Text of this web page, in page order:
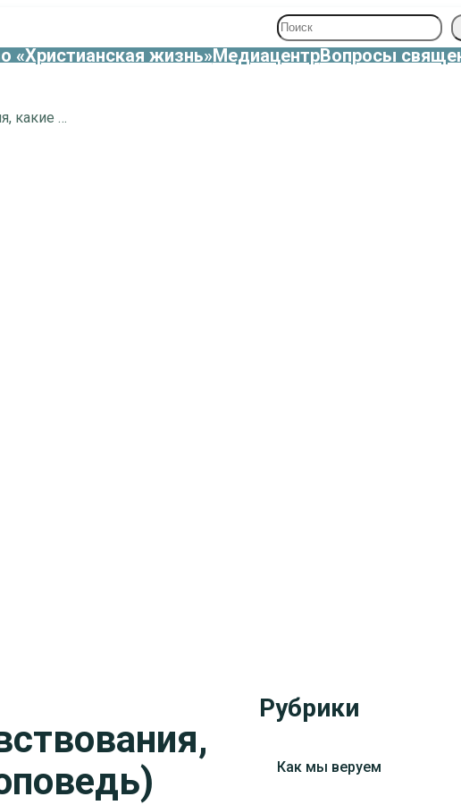
Поиск
«Христианская жизнь»МедиацентрВопросы
«В вас должны быть те же чувствования, какие и во Христе Иисусе» (проповедь)
Рубрики
Как мы веруем